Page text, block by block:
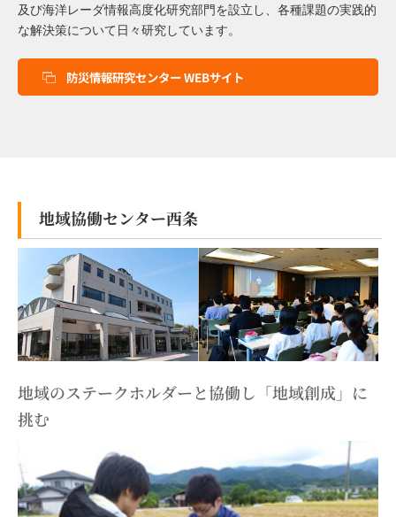
及び海洋レーダ情報高度化研究部門を設立し、各種課題の実践的
な解決策について日々研究しています。
防災情報研究センター WEBサイト
地域協働センター西条
地域のステークホルダーと協働し「地域創成」に
挑む